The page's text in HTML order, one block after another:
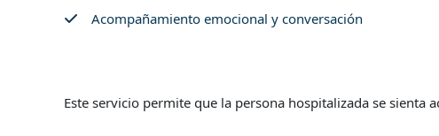
Acompañamiento emocional y conversación
Este servicio permite que la persona hospitalizada se sienta